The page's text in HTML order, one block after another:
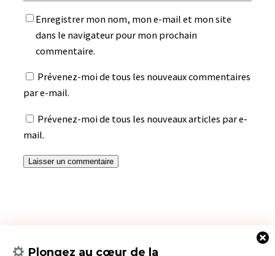
Plongez au cœur de la
Enregistrer mon nom, mon e-mail et mon site
dans le navigateur pour mon prochain
commentaire.
Prévenez-moi de tous les nouveaux commentaires
par e-mail.
Prévenez-moi de tous les nouveaux articles par e-
mail.